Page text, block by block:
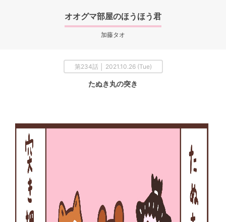
オオグマ部屋のほうほう君
加藤タオ
第234話 │ 2021.10.26 (Tue)
たぬき丸の突き